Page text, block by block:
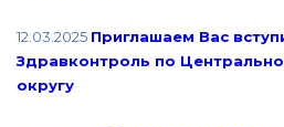
12.03.2025 Приглашаем Вас
Здравконтроль по
округу